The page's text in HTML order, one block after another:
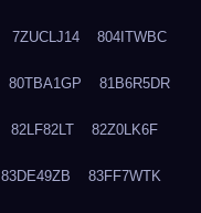
7ZUCLJ14 804ITWBC
80TBA1GP 81B6R5DR
82LF82LT 82Z0LK6F
83DE49ZB 83FF7WTK